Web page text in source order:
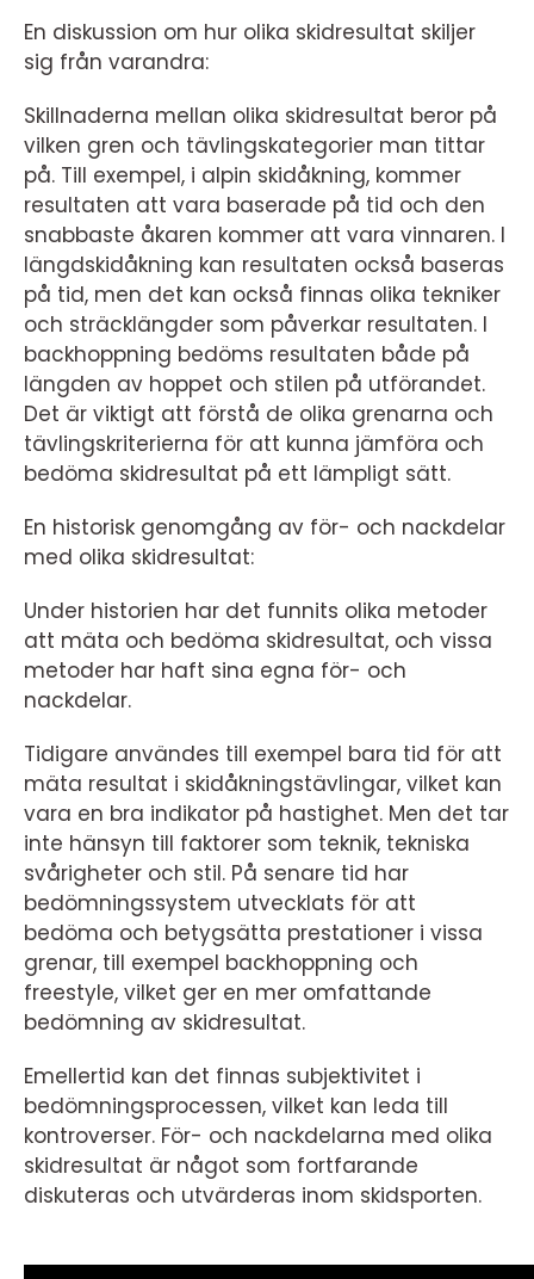
En diskussion om hur olika skidresultat skiljer
sig från varandra:
Skillnaderna mellan olika skidresultat beror på
vilken gren och tävlingskategorier man tittar
på. Till exempel, i alpin skidåkning, kommer
resultaten att vara baserade på tid och den
snabbaste åkaren kommer att vara vinnaren. I
längdskidåkning kan resultaten också baseras
på tid, men det kan också finnas olika tekniker
och sträcklängder som påverkar resultaten. I
backhoppning bedöms resultaten både på
längden av hoppet och stilen på utförandet.
Det är viktigt att förstå de olika grenarna och
tävlingskriterierna för att kunna jämföra och
bedöma skidresultat på ett lämpligt sätt.
En historisk genomgång av för- och nackdelar
med olika skidresultat:
Under historien har det funnits olika metoder
att mäta och bedöma skidresultat, och vissa
metoder har haft sina egna för- och
nackdelar.
Tidigare användes till exempel bara tid för att
mäta resultat i skidåkningstävlingar, vilket kan
vara en bra indikator på hastighet. Men det tar
inte hänsyn till faktorer som teknik, tekniska
svårigheter och stil. På senare tid har
bedömningssystem utvecklats för att
bedöma och betygsätta prestationer i vissa
grenar, till exempel backhoppning och
freestyle, vilket ger en mer omfattande
bedömning av skidresultat.
Emellertid kan det finnas subjektivitet i
bedömningsprocessen, vilket kan leda till
kontroverser. För- och nackdelarna med olika
skidresultat är något som fortfarande
diskuteras och utvärderas inom skidsporten.